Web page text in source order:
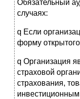
Обязательный
случаях:
q Если
форму
q Организация
страховой
страхования,